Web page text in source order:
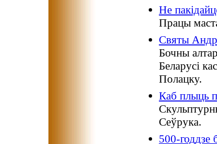
Не
Працы
Святы
Бочны
Беларусі
Полацку.
Каб плыць
Сеўрука.
500-годдзе